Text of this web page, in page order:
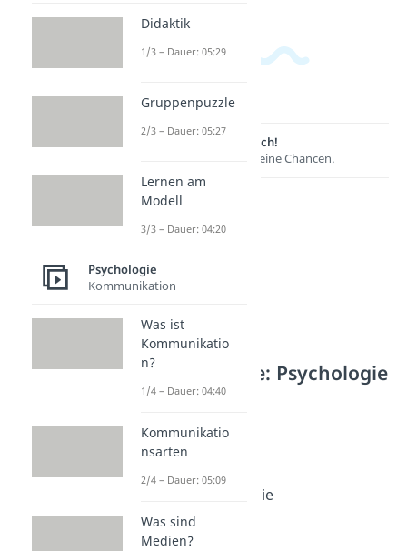
Lernen lohnt sich!
Entdecke hier deine Chancen.
Weitere Inhalte: Psychologie
Werte
Dauer: 04:09
Empathie
Dauer: 04:55
4 Säulen der Empathie
Dauer: 05:12
Altruismus
Didaktik
1/3 – Dauer: 05:29
Gruppenpuzzle
2/3 – Dauer: 05:27
Lernen am
Modell
3/3 – Dauer: 04:20
Psychologie
Kommunikation
Was ist
Kommunikatio
n?
1/4 – Dauer: 04:40
Kommunikatio
nsarten
2/4 – Dauer: 05:09
Was sind
Medien?